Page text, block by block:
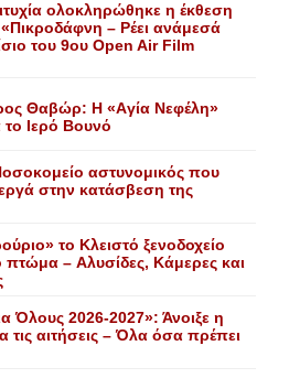
ολοκληρώθηκε η έκθεση
– Ρέει ανάμεσά
του 9ου Open Air Film
Θαβώρ: H «Aγία Nεφέλη»
Iερό Bουνό
αστυνομικός που
στην κατάσβεση της
το Kλειστό ξενοδοχείο
– Aλυσίδες, Kάμερες και
Όλους 2026-2027»: Άνοιξε η
τις αιτήσεις – Όλα όσα πρέπει